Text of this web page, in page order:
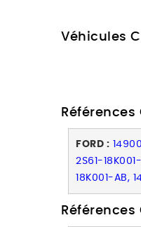
Véhicules
Références
FORD :
2S61-
18K001-AB,